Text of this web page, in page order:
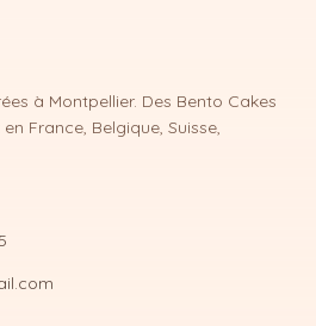
à Montpellier. Des Bento Cakes
France, Belgique, Suisse,